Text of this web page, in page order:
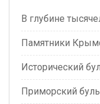
В глубине
Памятники
Исторический
Приморский